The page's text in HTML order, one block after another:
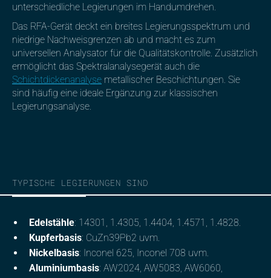
unterschiedliche Legierungen im Handumdrehen.
Das RFA-Gerät deckt ein breites Legierungsspektrum und
niedrige Nachweisgrenzen ab und macht es zum
universellen Analysator für die Qualitätskontrolle. Zusätzlich
ermöglicht das Spektralanalysegerät auch die
Schichtdickenanalyse metallischer Beschichtungen. Sie
sind häufig eine ideale Ergänzung zur klassischen
Legierungsanalyse.
TYPISCHE LEGIERUNGEN SIND
Edelstähle: 14301, 1.4305, 1.4404, 1.4571, 1.4828.
Kupferbasis: CuZn39Pb2 uvm.
Nickelbasis: Inconel 625, Inconel 708 uvm.
Aluminiumbasis: AW2024, AW5083, AW6060,